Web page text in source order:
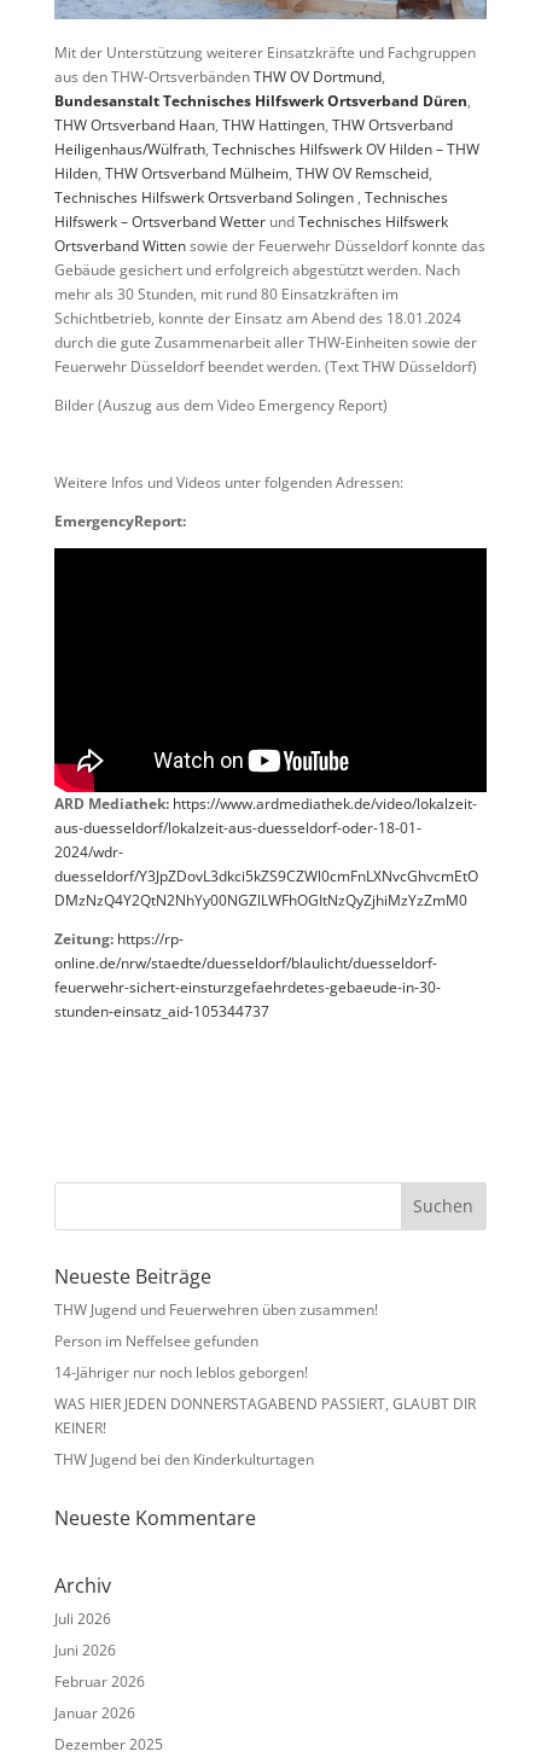
Mit der Unterstützung weiterer Einsatzkräfte und Fachgruppen
aus den THW-OrtsverbändenTHW OV Dortmund,
Bundesanstalt Technisches Hilfswerk Ortsverband Düren,
THW Ortsverband Haan, THW Hattingen, THW Ortsverband
Heiligenhaus/Wülfrath, Technisches Hilfswerk OV Hilden – THW
Hilden, THW Ortsverband Mülheim, THW OV Remscheid,
Technisches Hilfswerk Ortsverband Solingen, Technisches
Hilfswerk – Ortsverband WetterundTechnisches Hilfswerk
Ortsverband Wittensowie der Feuerwehr Düsseldorf konnte das
Gebäude gesichert und erfolgreich abgestützt werden. Nach
mehr als 30 Stunden, mit rund 80 Einsatzkräften im
Schichtbetrieb, konnte der Einsatz am Abend des 18.01.2024
durch die gute Zusammenarbeit aller THW-Einheiten sowie der
Feuerwehr Düsseldorf beendet werden.(Text THW Düsseldorf)
Bilder (Auszug aus dem Video Emergency Report)
Weitere Infos und Videos unter folgenden Adressen:
EmergencyReport:
ARD Mediathek: https://www.ardmediathek.de/video/lokalzeit-
aus-duesseldorf/lokalzeit-aus-duesseldorf-oder-18-01-
2024/wdr-
duesseldorf/Y3JpZDovL3dkci5kZS9CZWl0cmFnLXNvcGhvcmEtO
DMzNzQ4Y2QtN2NhYy00NGZlLWFhOGItNzQyZjhiMzYzZmM0
Zeitung: https://rp-
online.de/nrw/staedte/duesseldorf/blaulicht/duesseldorf-
feuerwehr-sichert-einsturzgefaehrdetes-gebaeude-in-30-
stunden-einsatz_aid-105344737
Neueste Beiträge
THW Jugend und Feuerwehren üben zusammen!
Person im Neffelsee gefunden
14-Jähriger nur noch leblos geborgen!
WAS HIER JEDEN DONNERSTAGABEND PASSIERT, GLAUBT DIR
KEINER!
THW Jugend bei den Kinderkulturtagen
Neueste Kommentare
Archiv
Juli 2026
Juni 2026
Februar 2026
Januar 2026
Dezember 2025